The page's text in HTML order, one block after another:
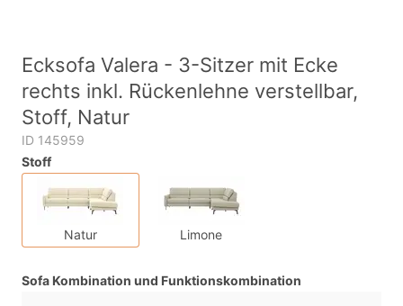
Ecksofa Valera - 3-Sitzer mit Ecke
rechts inkl. Rückenlehne verstellbar,
Stoff, Natur
ID 145959
Stoff
Natur Limone
Sofa Kombination und Funktionskombination